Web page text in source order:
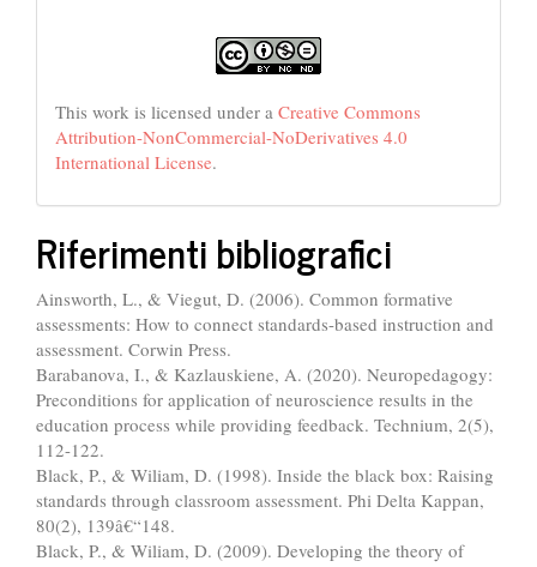
This work is licensed under a Creative Commons
Attribution-NonCommercial-NoDerivatives 4.0
International License.
Riferimenti bibliografici
Ainsworth, L., & Viegut, D. (2006). Common formative
assessments: How to connect standards-based instruction and
assessment. Corwin Press.
Barabanova, I., & Kazlauskiene, A. (2020). Neuropedagogy:
Preconditions for application of neuroscience results in the
education process while providing feedback. Technium, 2(5),
112-122.
Black, P., & Wiliam, D. (1998). Inside the black box: Raising
standards through classroom assessment. Phi Delta Kappan,
80(2), 139â€“148.
Black, P., & Wiliam, D. (2009). Developing the theory of